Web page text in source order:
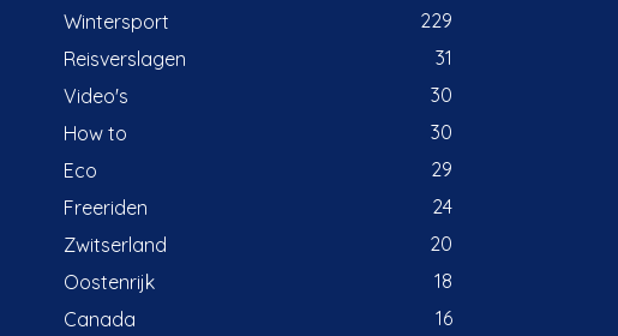
Wintersport
229
Reisverslagen
31
Video's
30
How to
30
Eco
29
Freeriden
24
Zwitserland
20
Oostenrijk
18
Canada
16